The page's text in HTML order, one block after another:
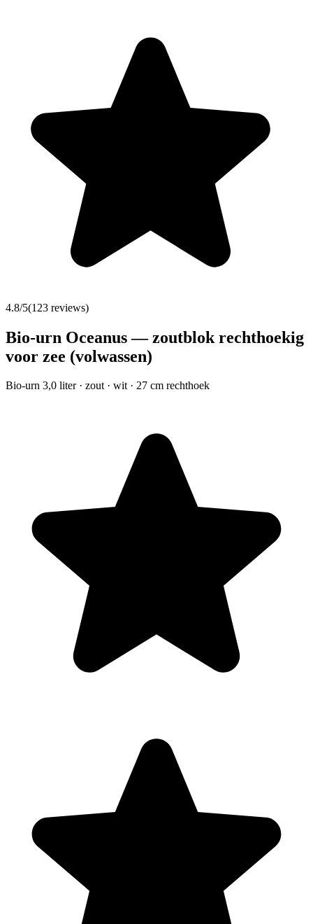
4.8/5(123 reviews)
Bio-urn Oceanus — zoutblok rechthoekig
voor zee (volwassen)
Bio-urn 3,0 liter · zout · wit · 27 cm rechthoek